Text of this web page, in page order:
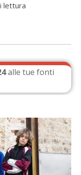
lettura
alle tue fonti